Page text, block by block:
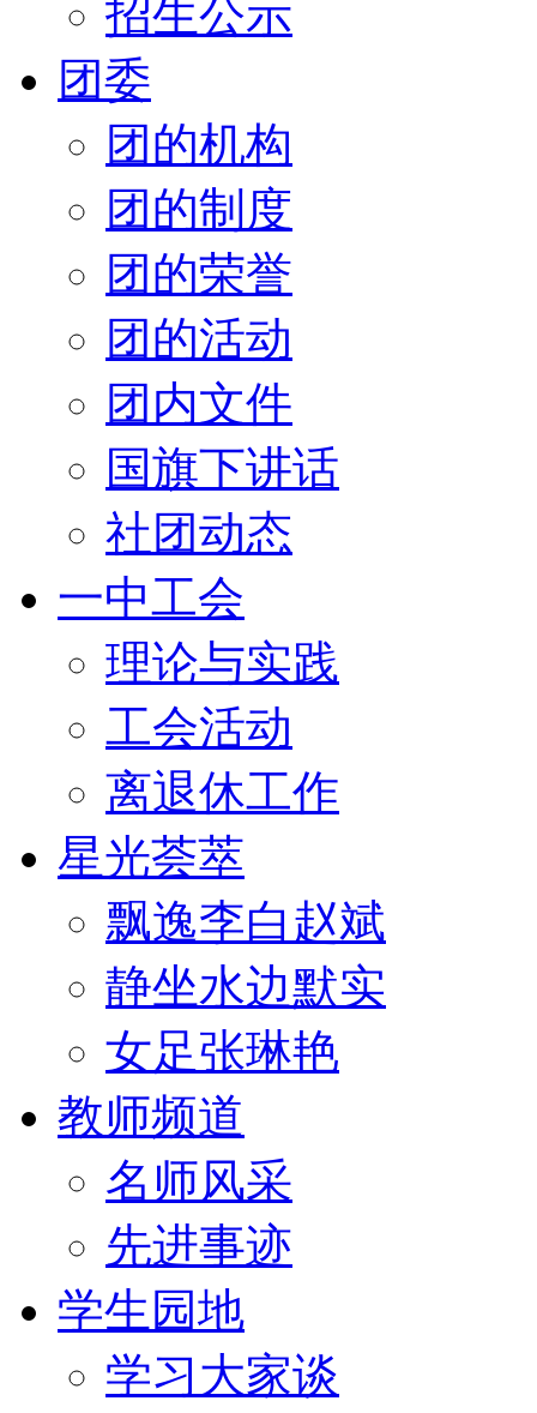
招生公示
团委
团的机构
团的制度
团的荣誉
团的活动
团内文件
国旗下讲话
社团动态
一中工会
理论与实践
工会活动
离退休工作
星光荟萃
飘逸李白赵斌
静坐水边默实
女足张琳艳
教师频道
名师风采
先进事迹
学生园地
学习大家谈